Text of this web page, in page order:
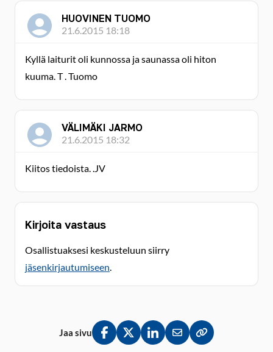
HUOVINEN TUOMO
21.6.2015 18:18
Kyllä laiturit oli kunnossa ja saunassa oli hiton
kuuma. T . Tuomo
VÄLIMÄKI JARMO
21.6.2015 18:32
Kiitos tiedoista. .JV
Kirjoita vastaus
Osallistuaksesi keskusteluun siirry
jäsenkirjautumiseen.
Jaa sivu
Jaa Facebookissa
Jaa Twitterissä
Jaa LinkedInissä
Jaa sähköpostitse
Kopioi linkki